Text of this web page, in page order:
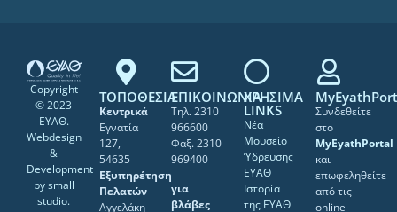
Copyright
© 2023
ΕΥΑΘ.
Webdesign
&
Development
bysmall
studio.
ΤΟΠΟΘΕΣΙΑ
Κεντρικά
Εγνατία
127,
54635
Εξυπηρέτηση
Πελατών
Αγγελάκη
ΕΠΙΚΟΙΝΩΝΙΑ
Τηλ. 2310
966600
Φαξ. 2310
969400
για
βλάβες
ΧΡΗΣΙΜΑ
LINKS
Νέα
Μουσείο
Ύδρευσης
ΕΥΑΘ
Ιστορία
της ΕΥΑΘ
Συνδεθείτε
στο
MyEyathPortal
και
επωφεληθείτε
από τις
online